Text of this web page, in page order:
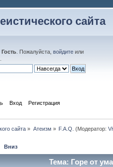
сайта
Гость . Пожалуйста, войдите или
Вход Регистрация
сайта » Атеизм » F.A.Q. (Модератор:
Вниз
Тема: Горе от